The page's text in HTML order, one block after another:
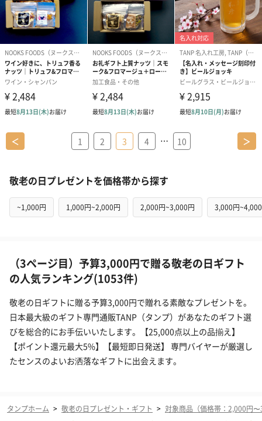
＜ 1 2 3 4 … 10 ＞
敬老の日プレゼントを価格帯から探す
~1,000円 1,000円~2,000円 2,000円~3,000円 3,000円
（3ページ目）予算3,000円で贈る敬老の日ギフト
の人気ランキング(1053件)
敬老の日ギフトに贈る予算3,000円で贈れる素敵なプレゼントを。
日本最大級のギフト専門通販TANP（タンプ）があなたのギフト選
びを総合的にお手伝いいたします。【25,000点以上の品揃え】
【ポイント還元最大5%】【最短即日発送】 専門バイヤーが厳選し
たセンスのよいお洒落なギフトに出会えます。
タンプホーム > 敬老の日プレゼント・ギフト > 対象商品（価格帯：2,000円